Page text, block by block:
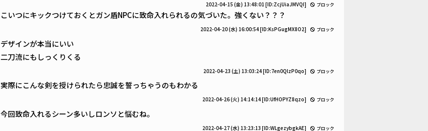
2022-04-15 (金) 13:48:01 [ID:ZcjUiaJMVQI] ブロック
こいつにキックつけておくとガン盾NPCに致命入れられるの気づいた。強くない？？？
2022-04-20 (水) 16:00:54[ID:KsPGugMX8O2] ブロック
デザインが本当にいい
二刀流にもしっくりくる
2022-04-23 (土) 13:03:24[ID:7en0QlzP0qo] ブロック
実際にこんな剣を授けられたら忠誠を誓っちゃうのもわかる
2022-04-26 (火) 14:14:14[ID:UfHOPYZ8qzo] ブロック
今回致命入れるシーン多いしロンソと悩むね。
2022-04-27 (水) 13:23:13 [ID:WLgezybgkAE] ブロック